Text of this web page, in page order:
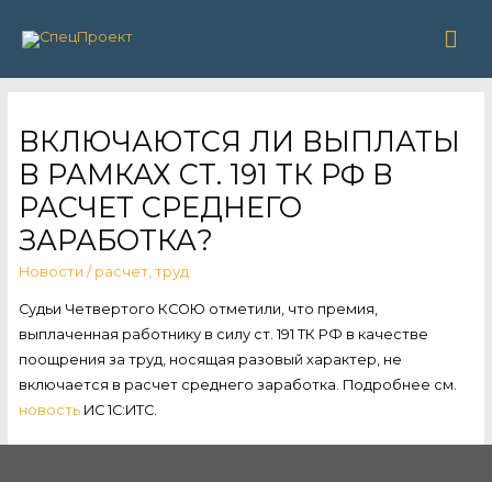
ВКЛЮЧАЮТСЯ ЛИ ВЫПЛАТЫ
В РАМКАХ СТ. 191 ТК РФ В
РАСЧЕТ СРЕДНЕГО
ЗАРАБОТКА?
Новости / расчет, труд
Судьи Четвертого КСОЮ отметили, что премия,
выплаченная работнику в силу ст. 191 ТК РФ в качестве
поощрения за труд, носящая разовый характер, не
включается в расчет среднего заработка. Подробнее см.
новостьИС 1С:ИТС.